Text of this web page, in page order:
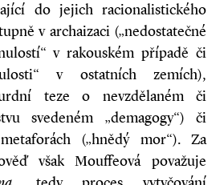
do jejich racionalistického
v archaizaci („nedostatečné
v rakouském případě či
v ostatních zemích),
teze o nevzdělaném či
svedeném „demagogy“) či
(„hnědý mor“). Za
však Mouffeová považuje